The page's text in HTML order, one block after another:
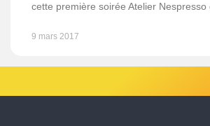
cette première soirée Atelier Nespresso
9 mars 2017